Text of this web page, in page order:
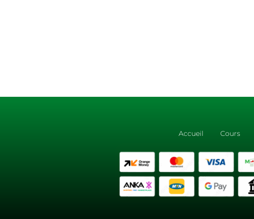
Accueil Cours